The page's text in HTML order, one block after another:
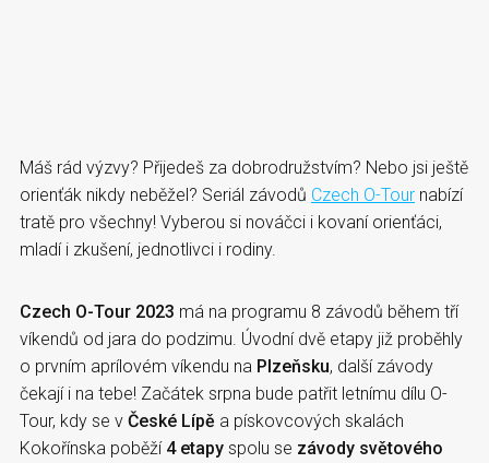
Máš rád výzvy? Přijedeš za dobrodružstvím? Nebo jsi ještě
orienťák nikdy neběžel? Seriál závodů Czech O-Tour nabízí
tratě pro všechny! Vyberou si nováčci i kovaní orienťáci,
mladí i zkušení, jednotlivci i rodiny.
Czech O-Tour 2023 má na programu 8 závodů během tří
víkendů od jara do podzimu. Úvodní dvě etapy již proběhly
o prvním aprílovém víkendu na Plzeňsku, další závody
čekají i na tebe! Začátek srpna bude patřit letnímu dílu O-
Tour, kdy se v České Lípě a pískovcových skalách
Kokořínska poběží 4 etapy spolu se závody světového